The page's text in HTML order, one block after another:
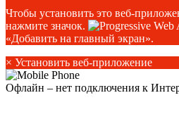
Чтобы установить это веб-
нажмите значок.
«Добавить на главный экран».
× Установить веб-приложение
Офлайн – нет подключения к